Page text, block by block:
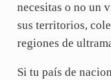
necesitas o no un
sus territorios,
regiones de
Si tu país de